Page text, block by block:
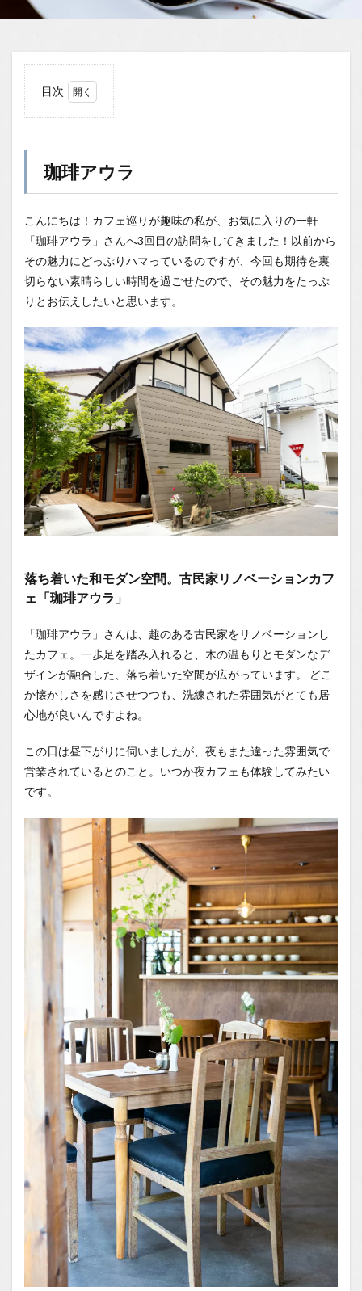
目次
1.0.1
モダン
空間。
古民家
ーショ
ンカフ
琲アウ
ラ」
1.0.2
今回の
お目当
ては、
爽やか
なレモ
ンパウ
ンドケ
ーキと
こだわ
りの水
出しコ
1.0.3
アウラ
ブレン
出しア
ーヒー
生口島
産レモ
る、し
っとり
パウン
1.0.5
峰蜜が
隠し
味！自
家製ア
イスク
リーム
とのマ
たくな
る、心
安らぐ
空間
1.0.7
何度で
も通い
たくな
る、お
気に入
りの場
所
1.1
場所
1.2
You
珈琲アウラ
こんにちは！カフェ巡りが趣味の私が、お気に入りの一軒
「珈琲アウラ」さんへ3回目の訪問をしてきました！以前から
その魅力にどっぷりハマっているのですが、今回も期待を裏
切らない素晴らしい時間を過ごせたので、その魅力をたっぷ
りとお伝えしたいと思います。
落ち着いた和モダン空間。古民家リノベーションカフ
ェ「珈琲アウラ」
「珈琲アウラ」さんは、趣のある古民家をリノベーションし
たカフェ。一歩足を踏み入れると、木の温もりとモダンなデ
ザインが融合した、落ち着いた空間が広がっています。 どこ
か懐かしさを感じさせつつも、洗練された雰囲気がとても居
心地が良いんですよね。
この日は昼下がりに伺いましたが、夜もまた違った雰囲気で
営業されているとのこと。いつか夜カフェも体験してみたい
です。